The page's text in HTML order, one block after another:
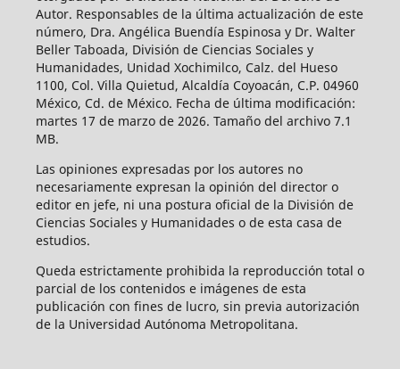
Autor. Responsables de la última actualización de este
número, Dra. Angélica Buendía Espinosa y Dr. Walter
Beller Taboada, División de Ciencias Sociales y
Humanidades, Unidad Xochimilco, Calz. del Hueso
1100, Col. Villa Quietud, Alcaldía Coyoacán, C.P. 04960
México, Cd. de México. Fecha de última modificación:
martes 17 de marzo de 2026. Tamaño del archivo 7.1
MB.
Las opiniones expresadas por los autores no
necesariamente expresan la opinión del director o
editor en jefe, ni una postura oficial de la División de
Ciencias Sociales y Humanidades o de esta casa de
estudios.
Queda estrictamente prohibida la reproducción total o
parcial de los contenidos e imágenes de esta
publicación con fines de lucro, sin previa autorización
de la Universidad Autónoma Metropolitana.